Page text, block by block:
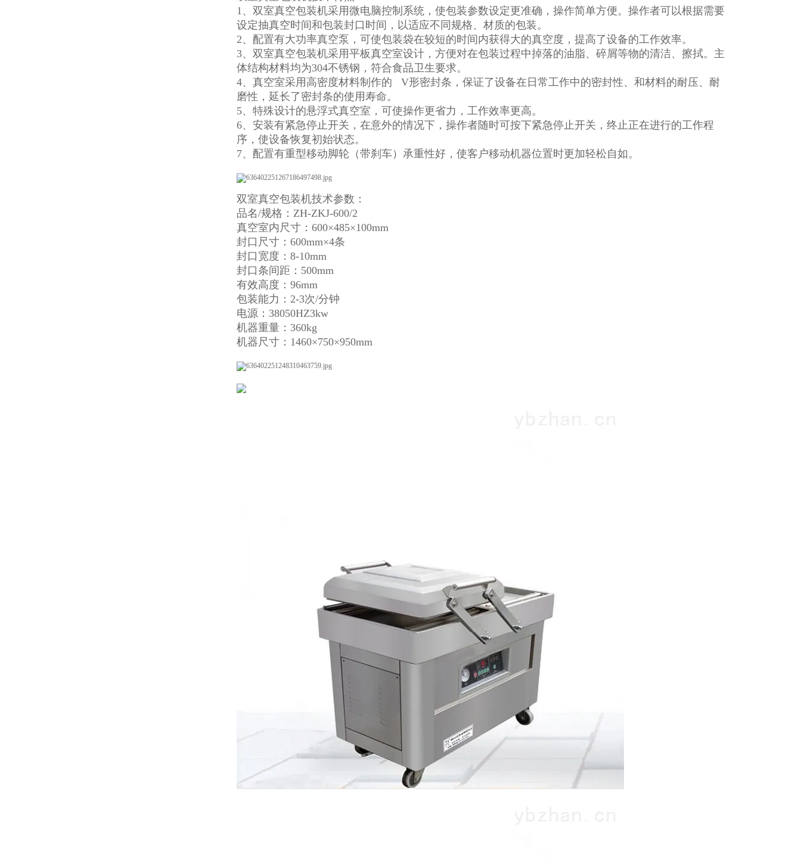
1、双室真空包装机采用微电脑控制系统，使包装参数设定更准确，操作简单方便。操作者可以根据需要
设定抽真空时间和包装封口时间，以适应不同规格、材质的包装。
2、配置有大功率真空泵，可使包装袋在较短的时间内获得大的真空度，提高了设备的工作效率。
3、双室真空包装机采用平板真空室设计，方便对在包装过程中掉落的油脂、碎屑等物的清洁、擦拭。主
体结构材料均为304不锈钢，符合食品卫生要求。
4、真空室采用高密度材料制作的 V形密封条，保证了设备在日常工作中的密封性、和材料的耐压、耐
磨性，延长了密封条的使用寿命。
5、特殊设计的悬浮式真空室，可使操作更省力，工作效率更高。
6、安装有紧急停止开关，在意外的情况下，操作者随时可按下紧急停止开关，终止正在进行的工作程
序，使设备恢复初始状态。
7、配置有重型移动脚轮（带刹车）承重性好，使客户移动机器位置时更加轻松自如。
双室真空包装机技术参数：
品名/规格：ZH-ZKJ-600/2
真空室内尺寸：600×485×100mm
封口尺寸：600mm×4条
封口宽度：8-10mm
封口条间距：500mm
有效高度：96mm
包装能力：2-3次/分钟
电源：38050HZ3kw
机器重量：360kg
机器尺寸：1460×750×950mm